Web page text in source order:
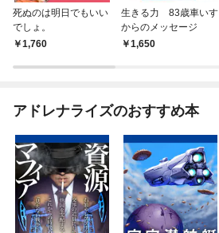
死ぬのは明日でもいい
でしょ。
1,760
生きる力 83歳車いす
からのメッセージ
1,650
アドレナライズのおすすめ本